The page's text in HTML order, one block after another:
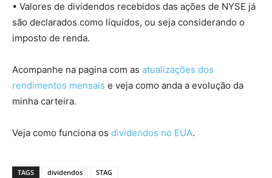
• Valores de dividendos recebidos das ações de NYSE já
são declarados como líquidos, ou seja considerando o
imposto de renda.
Acompanhe na pagina com as atualizações dos
rendimentos mensais e veja como anda a evolução da
minha carteira.
Veja como funciona os dividendos no EUA.
TAGS dividendos STAG